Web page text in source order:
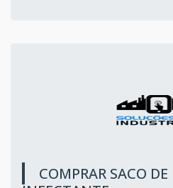
COMPRAR SACO